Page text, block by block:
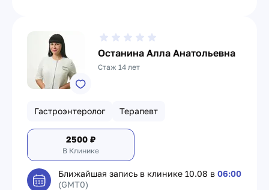
Останина Алла Анатольевна
Стаж 14 лет
Гастроэнтеролог Терапевт
2500 ₽
В Клинике
Ближайшая запись в клинике 10.08 в 06:00
(GMT0)